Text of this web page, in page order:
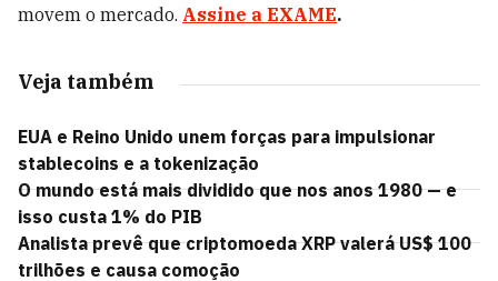
movem o mercado. Assine a EXAME.
Veja também
EUA e Reino Unido unem forças para impulsionar
stablecoins e a tokenização
O mundo está mais dividido que nos anos 1980 — e
isso custa 1% do PIB
Analista prevê que criptomoeda XRP valerá US$ 100
trilhões e causa comoção